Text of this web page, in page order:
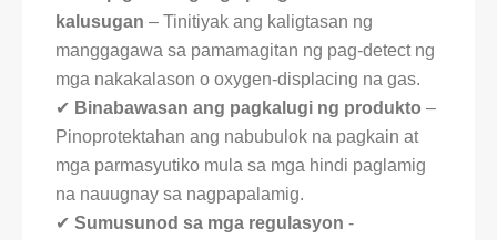
kalusugan – Tinitiyak ang kaligtasan ng
manggagawa sa pamamagitan ng pag-detect ng
mga nakakalason o oxygen-displacing na gas.
✔ Binabawasan ang pagkalugi ng produkto –
Pinoprotektahan ang nabubulok na pagkain at
mga parmasyutiko mula sa mga hindi paglamig
na nauugnay sa nagpapalamig.
✔ Sumusunod sa mga regulasyon -